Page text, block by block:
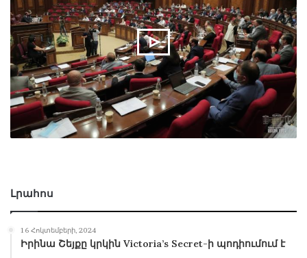
Լրահոս
16 Հոկտեմբերի, 2024
Իրինա Շեյքը կրկին Victoria’s Secret-ի պոդիումում է